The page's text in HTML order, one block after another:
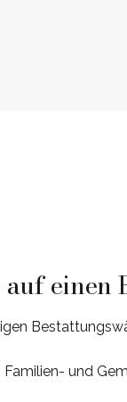
einen
und